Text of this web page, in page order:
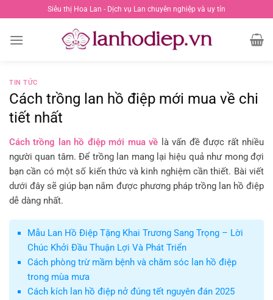
đến
nội
Siêu thị Hoa Lan - Dịch vụ Lan chuyên nghiệp và uy tín
TIN TỨC
Cách trồng lan hồ điệp mới mua về chi
tiết nhất
Cách trồng lan hồ điệp mới mua về là vấn đề được rất nhiều
người quan tâm. Để trồng lan mang lại hiệu quả như mong đợi
bạn cần có một số kiến thức và kinh nghiệm cần thiết. Bài viết
dưới đây sẽ giúp bạn nắm được phương pháp trồng lan hồ điệp
dễ dàng nhất.
Mẫu Lan Hồ Điệp Tặng Khai Trương Sang Trọng – Lời
Chúc Khởi Đầu Thuận Lợi Và Phát Triển
Cách phòng trừ mầm bệnh và chăm sóc lan hồ điệp
trong mùa mưa
Cách kích lan hồ điệp nở đúng tết nguyên đán 2025